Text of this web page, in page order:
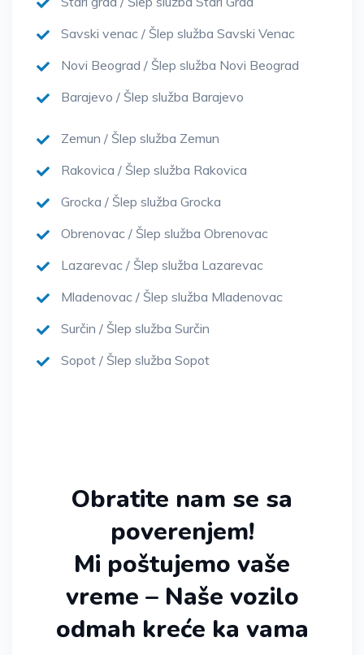
Savski venac / Šlep služba Savski Venac
Novi Beograd / Šlep služba Novi Beograd
Barajevo / Šlep služba Barajevo
Zemun / Šlep služba Zemun
Rakovica / Šlep služba Rakovica
Grocka / Šlep služba Grocka
Obrenovac / Šlep služba Obrenovac
Lazarevac / Šlep služba Lazarevac
Mladenovac / Šlep služba Mladenovac
Surčin / Šlep služba Surčin
Sopot / Šlep služba Sopot
Obratite nam se sa
poverenjem!
Mi poštujemo vaše
vreme – Naše vozilo
odmah kreće ka vama